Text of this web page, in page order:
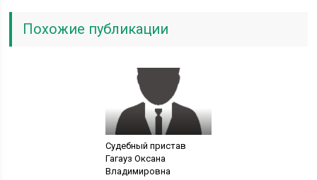
Похожие публикации
Судебный пристав
Гагауз Оксана
Владимировна